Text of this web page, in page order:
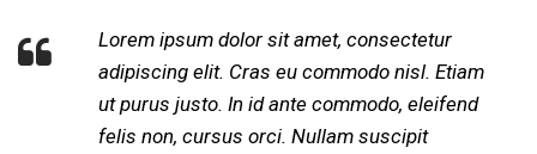
Lorem ipsum dolor sit amet, consectetur
adipiscing elit. Cras eu commodo nisl. Etiam
ut purus justo. In id ante commodo, eleifend
felis non, cursus orci. Nullam suscipit